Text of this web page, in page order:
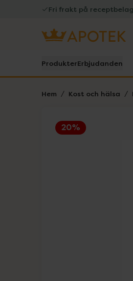
Fri frakt på
ProdukterErbjudanden
Hem Kost och hälsa
20%